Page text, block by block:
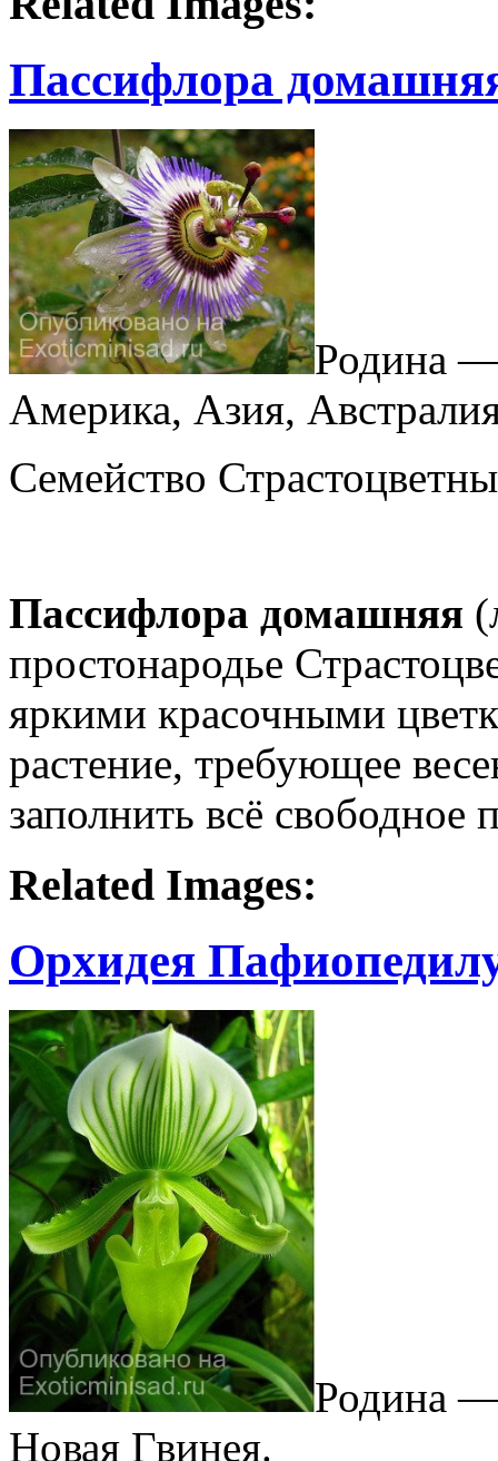
Пассифлора
Родина
Америка, Азия,
Семейство
Пассифлора домашняя
простонародье
яркими красочными
растение, требующее
заполнить всё свободное
Related Images:
Орхидея
Родина
Новая Гвинея.